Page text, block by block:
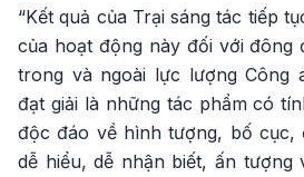
“Kết quả của Trại sáng tác tiếp
của hoạt động này đối với đông
trong và ngoài lực lượng Công
đạt giải là những tác phẩm có
độc đáo về hình tượng, bố cục,
dễ hiểu, dễ nhận biết, ấn tượng